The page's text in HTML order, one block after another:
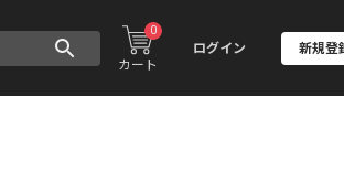
カート
0
ログイン 新規登